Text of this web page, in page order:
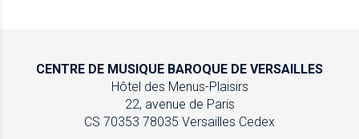
CENTRE DE MUSIQUE BAROQUE DE VERSAILLES
Hôtel des Menus-Plaisirs
22, avenue de Paris
CS 70353 78035 Versailles Cedex